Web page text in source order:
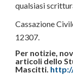
qualsiasi
Cassazione
12307.
Per notizie,
articoli dello
Mascitti.